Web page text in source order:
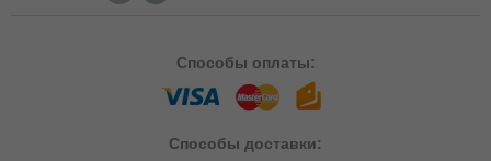
Способы оплаты:
Способы доставки: